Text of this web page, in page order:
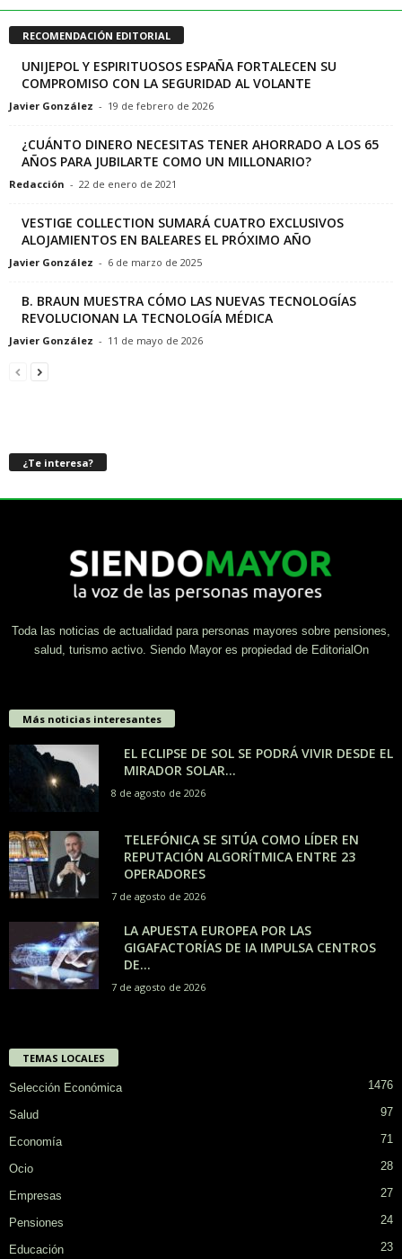
RECOMENDACIÓN EDITORIAL
UNIJEPOL Y ESPIRITUOSOS ESPAÑA FORTALECEN SU
COMPROMISO CON LA SEGURIDAD AL VOLANTE
Javier González - 19 de febrero de 2026
¿CUÁNTO DINERO NECESITAS TENER AHORRADO A LOS 65
AÑOS PARA JUBILARTE COMO UN MILLONARIO?
Redacción - 22 de enero de 2021
VESTIGE COLLECTION SUMARÁ CUATRO EXCLUSIVOS
ALOJAMIENTOS EN BALEARES EL PRÓXIMO AÑO
Javier González - 6 de marzo de 2025
B. BRAUN MUESTRA CÓMO LAS NUEVAS TECNOLOGÍAS
REVOLUCIONAN LA TECNOLOGÍA MÉDICA
Javier González - 11 de mayo de 2026
¿Te interesa?
Toda las noticias de actualidad para personas mayores sobre pensiones,
salud, turismo activo. Siendo Mayor es propiedad de EditorialOn
Más noticias interesantes
EL ECLIPSE DE SOL SE PODRÁ VIVIR DESDE EL
MIRADOR SOLAR...
8 de agosto de 2026
TELEFÓNICA SE SITÚA COMO LÍDER EN
REPUTACIÓN ALGORÍTMICA ENTRE 23
OPERADORES
7 de agosto de 2026
LA APUESTA EUROPEA POR LAS
GIGAFACTORÍAS DE IA IMPULSA CENTROS
DE...
7 de agosto de 2026
TEMAS LOCALES
Selección Económica 1476
Salud 97
Economía 71
Ocio 28
Empresas 27
Pensiones 24
Educación 23